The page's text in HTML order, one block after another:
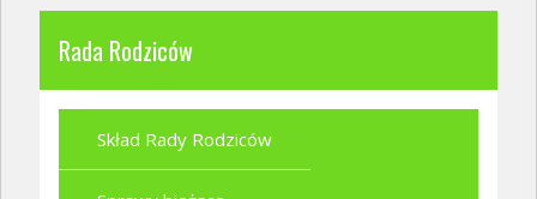
Rada Rodziców
Skład Rady Rodziców